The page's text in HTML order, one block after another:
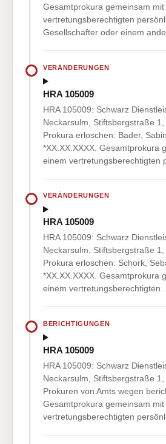
Gesamtprokura gemeinsam mit
vertretungsberechtigten
Gesellschafter oder einem
VERÄNDERUNGEN
HRA 105009
HRA 105009: Schwarz
Neckarsulm, Stiftsbergstraße 1,
Prokura erloschen: Bader,
*XX.XX.XXXX. Gesamtprokura
einem vertretungsberechtigten
VERÄNDERUNGEN
HRA 105009
HRA 105009: Schwarz
Neckarsulm, Stiftsbergstraße
Prokura erloschen: Schork,
*XX.XX.XXXX. Gesamtprokura
einem
BERICHTIGUNGEN
HRA 105009
HRA 105009: Schwarz
Neckarsulm, Stiftsbergstraße 1,
Prokuren von Amts wegen
Gesamtprokura gemeinsam mit
vertretungsberechtigten